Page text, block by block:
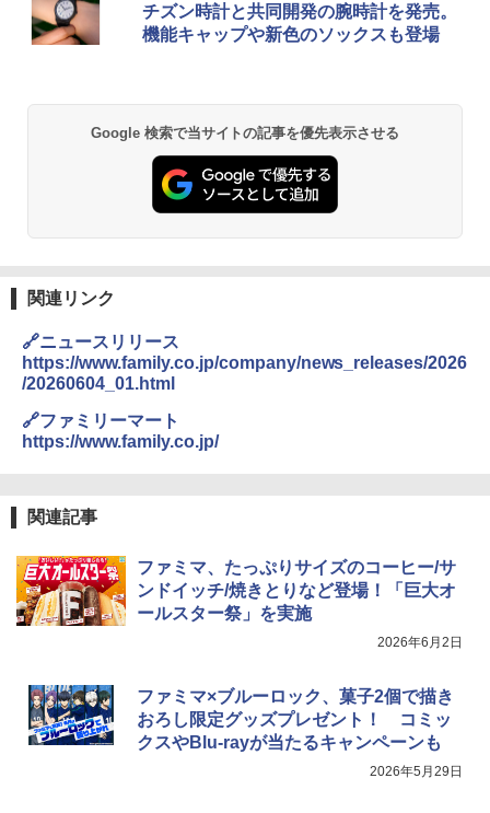
チズン時計と共同開発の腕時計を発売。
機能キャップや新色のソックスも登場
Google 検索で当サイトの記事を優先表示させる
関連リンク
🔗ニュースリリース
https://www.family.co.jp/company/news_releases/2026
/20260604_01.html
🔗ファミリーマート
https://www.family.co.jp/
関連記事
ファミマ、たっぷりサイズのコーヒー/サ
ンドイッチ/焼きとりなど登場！「巨大オ
ールスター祭」を実施
2026年6月2日
ファミマ×ブルーロック、菓子2個で描き
おろし限定グッズプレゼント！ コミッ
クスやBlu-rayが当たるキャンペーンも
2026年5月29日